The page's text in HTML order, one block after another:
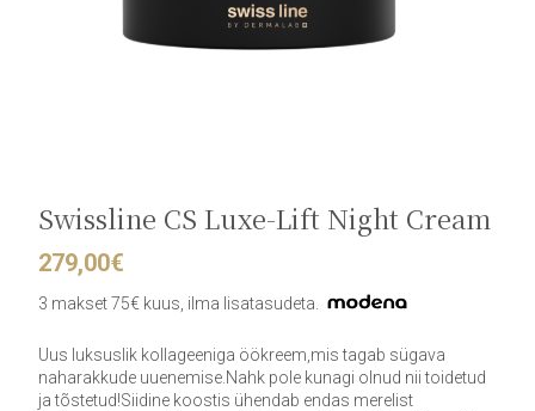
Swissline CS Luxe-Lift Night Cream
279,00€
3 makset 75€ kuus, ilma lisatasudeta.
Uus luksuslik kollageeniga öökreem,mis tagab sügava
naharakkude uuenemise.Nahk pole kunagi olnud nii toidetud
ja tõstetud!Siidine koostis ühendab endas merelist